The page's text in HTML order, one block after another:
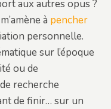
aux autres opus ?
à pencher
personnelle.
sur l’époque
ou de
recherche
de finir… sur un